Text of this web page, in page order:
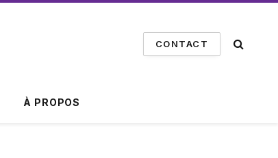
CONTACT
À PROPOS